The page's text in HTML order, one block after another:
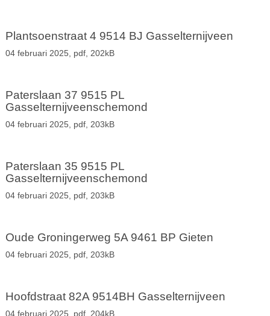
Plantsoenstraat 4 9514 BJ Gasselternijveen
04 februari 2025, pdf, 202kB
Paterslaan 37 9515 PL
Gasselternijveenschemond
04 februari 2025, pdf, 203kB
Paterslaan 35 9515 PL
Gasselternijveenschemond
04 februari 2025, pdf, 203kB
Oude Groningerweg 5A 9461 BP Gieten
04 februari 2025, pdf, 203kB
Hoofdstraat 82A 9514BH Gasselternijveen
04 februari 2025, pdf, 204kB